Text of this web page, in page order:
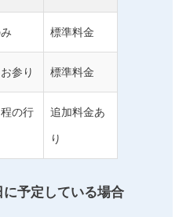
標準料金
参り 標準料金
の行 追加料金あ
り
予定している場合